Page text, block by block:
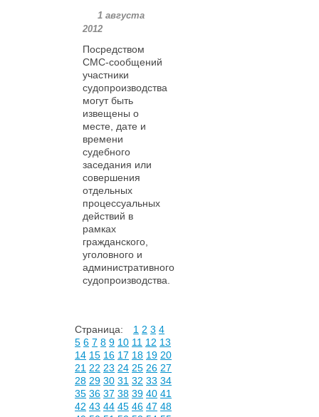
1 августа
2012
Посредством
СМС-сообщений
участники
судопроизводства
могут быть
извещены о
месте, дате и
времени
судебного
заседания или
совершения
отдельных
процессуальных
действий в
рамках
гражданского,
уголовного и
административного
судопроизводства.
Страница: 1 2 3 4
5 6 7 8 9 10 11 12 13
14 15 16 17 18 19 20
21 22 23 24 25 26 27
28 29 30 31 32 33 34
35 36 37 38 39 40 41
42 43 44 45 46 47 48